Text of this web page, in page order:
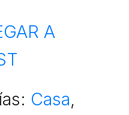
A
Casa,